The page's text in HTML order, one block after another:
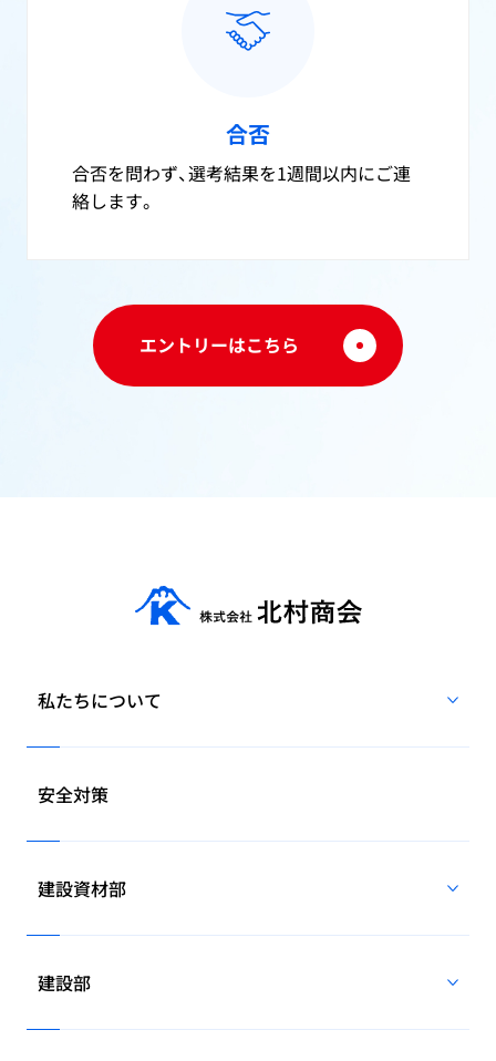
合否
合否を問わず、選考結果を1週間以内にご連
絡します。
エントリーはこちら
私たちについて
安全対策
建設資材部
建設部